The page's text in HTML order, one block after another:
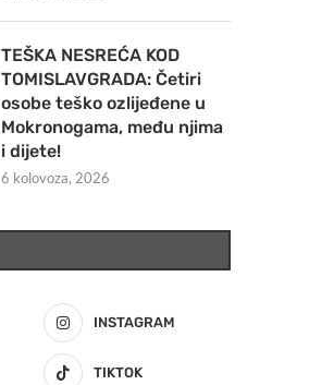
TEŠKA NESREĆA KOD
TOMISLAVGRADA: Četiri
osobe teško ozlijeđene u
Mokronogama, među njima
i dijete!
6 kolovoza, 2026
INSTAGRAM
TIKTOK